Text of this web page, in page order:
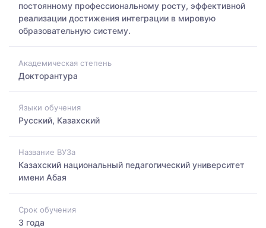
постоянному профессиональному росту, эффективной
реализации достижения интеграции в мировую
образовательную систему.
Академическая степень
Докторантура
Языки обучения
Русский, Казахский
Название ВУЗа
Казахский национальный педагогический университет
имени Абая
Срок обучения
3 года